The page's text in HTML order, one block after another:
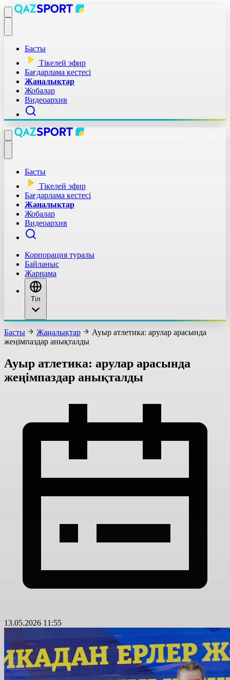
Басты
Тікелей эфир
Бағдарлама кестесі
Жаңалықтар
Жобалар
Видеоархив
Басты
Тікелей эфир
Бағдарлама кестесі
Жаңалықтар
Жобалар
Видеоархив
Корпорация туралы
Байланыс
Жарнама
Тіл
Басты Жаңалықтар
Ауыр атлетика: арулар арасында
жеңімпаздар анықталды
Ауыр атлетика: арулар арасында
жеңімпаздар анықталды
13.05.2026 11:55